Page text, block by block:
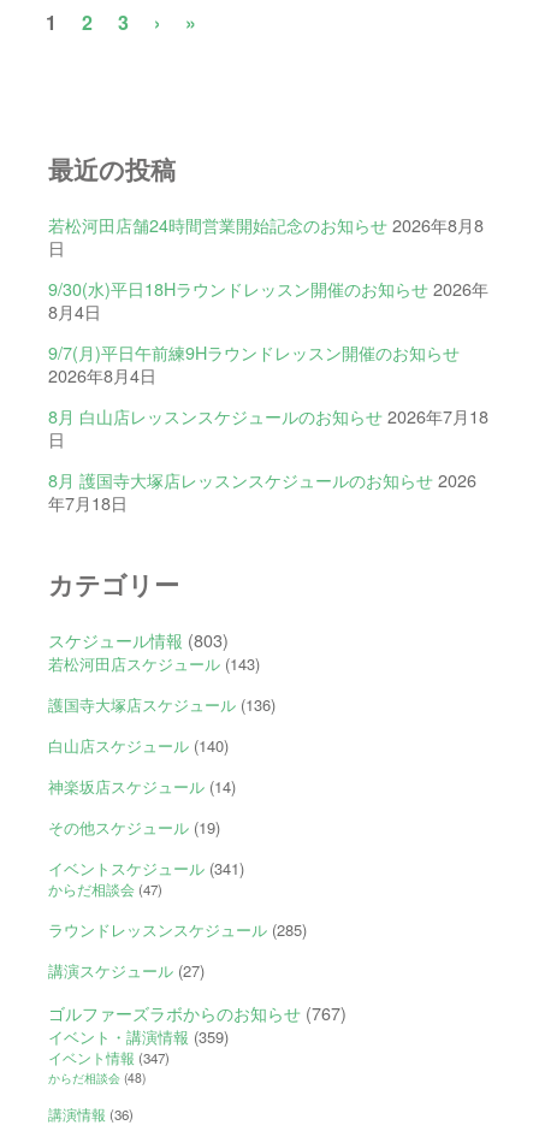
1 2 3 › »
最近の投稿
若松河田店舗24時間営業開始記念のお知らせ 2026年8月8
日
9/30(水)平日18Hラウンドレッスン開催のお知らせ 2026年
8月4日
9/7(月)平日午前練9Hラウンドレッスン開催のお知らせ
2026年8月4日
8月 白山店レッスンスケジュールのお知らせ 2026年7月18
日
8月 護国寺大塚店レッスンスケジュールのお知らせ 2026
年7月18日
カテゴリー
スケジュール情報 (803)
若松河田店スケジュール(143)
護国寺大塚店スケジュール(136)
白山店スケジュール(140)
神楽坂店スケジュール(14)
その他スケジュール(19)
イベントスケジュール(341)
からだ相談会(47)
ラウンドレッスンスケジュール(285)
講演スケジュール(27)
ゴルファーズラボからのお知らせ(767)
イベント・講演情報 (359)
イベント情報 (347)
からだ相談会(48)
講演情報 (36)